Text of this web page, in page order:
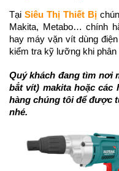
Tại Siêu Thị Thiết Bị
Makita, Metabo… chính
hay máy vặn vít dùng
kiểm tra kỹ lưỡng khi phân
Quý khách đang tìm nơi
bắt vít) makita hoặc các
hàng chúng tôi để được
nhé.